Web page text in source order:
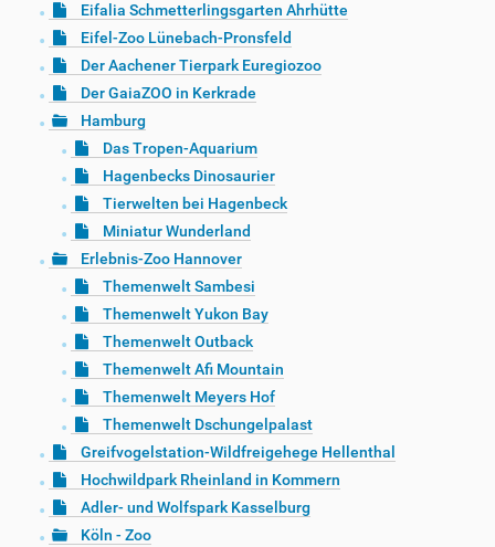
Eifalia Schmetterlingsgarten Ahrhütte
Eifel-Zoo Lünebach-Pronsfeld
Der Aachener Tierpark Euregiozoo
Der GaiaZOO in Kerkrade
Hamburg
Das Tropen-Aquarium
Hagenbecks Dinosaurier
Tierwelten bei Hagenbeck
Miniatur Wunderland
Erlebnis-Zoo Hannover
Themenwelt Sambesi
Themenwelt Yukon Bay
Themenwelt Outback
Themenwelt Afi Mountain
Themenwelt Meyers Hof
Themenwelt Dschungelpalast
Greifvogelstation-Wildfreigehege Hellenthal
Hochwildpark Rheinland in Kommern
Adler- und Wolfspark Kasselburg
Köln - Zoo